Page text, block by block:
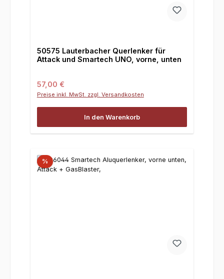
50575 Lauterbacher Querlenker für
Attack und Smartech UNO, vorne, unten
Regulärer Preis:
57,00 €
Preise inkl. MwSt. zzgl. Versandkosten
In den Warenkorb
%